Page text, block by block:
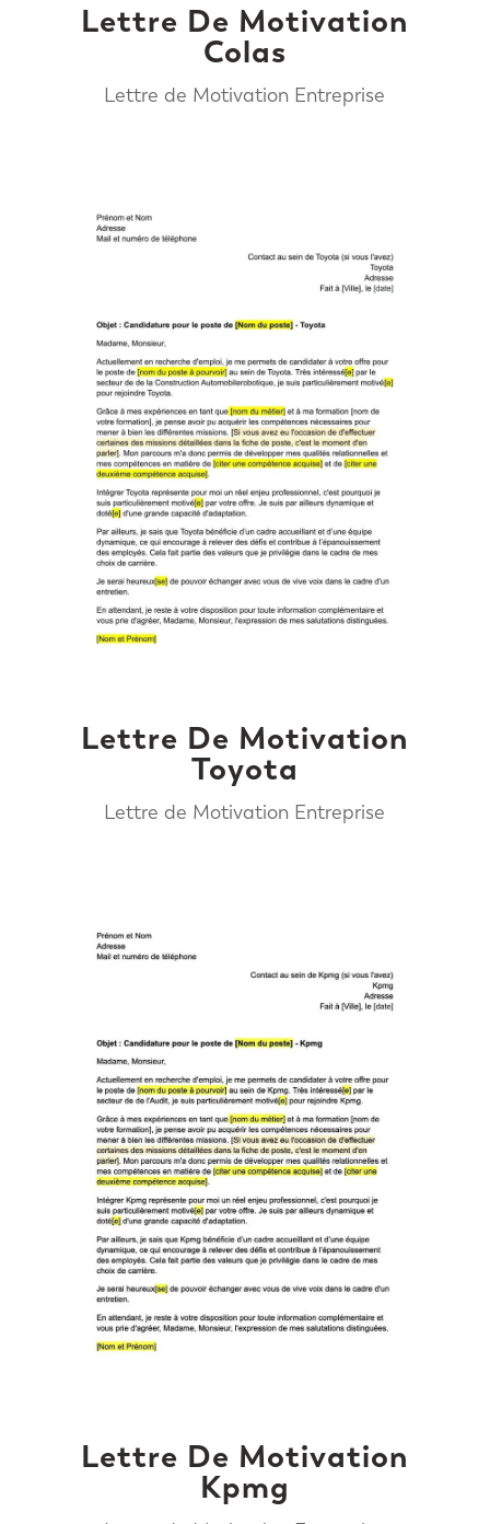
Lettre De Motivation
Colas
Lettre de Motivation Entreprise
Lettre De Motivation
Toyota
Lettre de Motivation Entreprise
Lettre De Motivation
Kpmg